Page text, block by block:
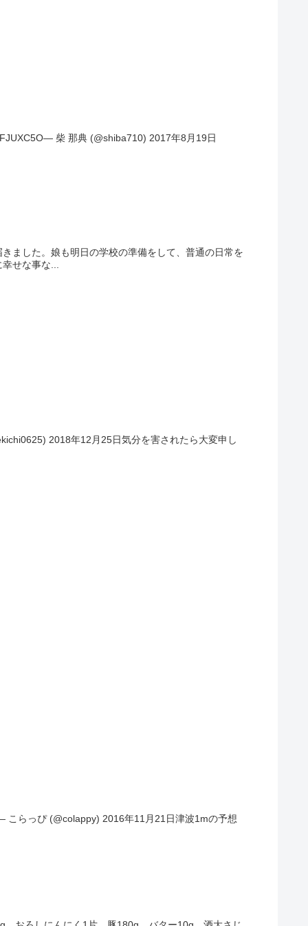
柴 那典 (@shiba710) 2017年8月19日
ました。娘も明日の学校の準備をして、普通の日常を
せな事な...
2018年12月25日気分を害されたら大変申し
こらっぴ (@colappy) 2016年11月21日津波1mの予想